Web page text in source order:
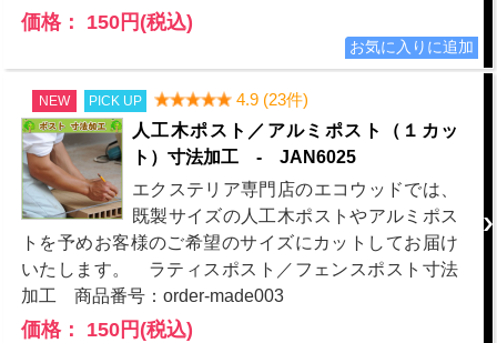
価格： 150円(税込)
NEW PICK UP
4.9 (23件)
人工木ポスト／アルミポスト（１カッ
ト）寸法加工 - JAN6025
エクステリア専門店のエコウッドでは、
既製サイズの人工木ポストやアルミポス
トを予めお客様のご希望のサイズにカットしてお届け
いたします。 ラティスポスト／フェンスポスト寸法
加工 商品番号：order-made003
価格： 150円(税込)